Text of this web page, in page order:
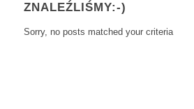
ZNALEŹLIŚMY:-)
Sorry, no posts matched your criteria